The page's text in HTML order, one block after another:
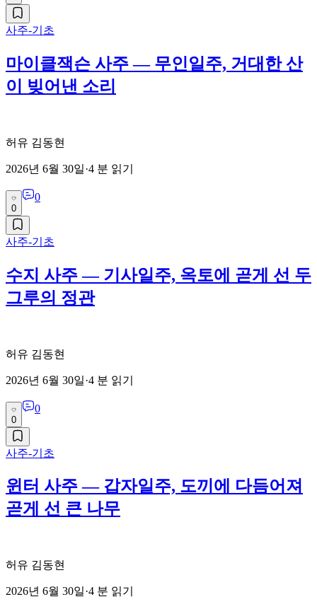
사주-기초
마이클잭슨 사주 — 무인일주, 거대한 산
이 빚어낸 소리
허유 김동현
2026년 6월 30일·4 분 읽기
0
0
사주-기초
수지 사주 — 기사일주, 옥토에 곧게 선 두
그루의 정관
허유 김동현
2026년 6월 30일·4 분 읽기
0
0
사주-기초
윈터 사주 — 갑자일주, 도끼에 다듬어져
곧게 선 큰 나무
허유 김동현
2026년 6월 30일·4 분 읽기